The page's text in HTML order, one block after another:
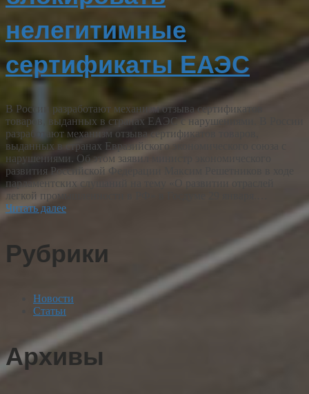
нелегитимные
сертификаты ЕАЭС
В России разработают механизм отзыва сертификатов
товаров, выданных в странах ЕАЭС с нарушениями. В России
разработают механизм отзыва сертификатов товаров,
выданных в странах Евразийского экономического союза с
нарушениями. Об этом заявил министр экономического
развития Российской Федерации Максим Решетников в ходе
парламентских слушаний на тему «О развитии отраслей
легкой промышленности в РФ» в Госдуме 29 января.…
Читать далее
Рубрики
Новости
Статьи
Архивы